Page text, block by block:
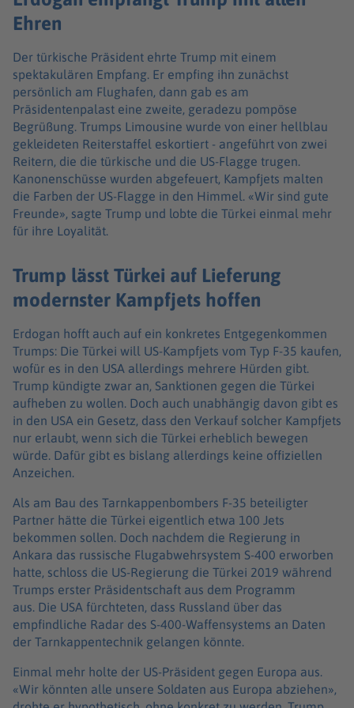
Ehren
Der türkische Präsident ehrte Trump mit einem
spektakulären Empfang. Er empfing ihn zunächst
persönlich am Flughafen, dann gab es am
Präsidentenpalast eine zweite, geradezu pompöse
Begrüßung. Trumps Limousine wurde von einer hellblau
gekleideten Reiterstaffel eskortiert - angeführt von zwei
Reitern, die die türkische und die US-Flagge trugen.
Kanonenschüsse wurden abgefeuert, Kampfjets malten
die Farben der US-Flagge in den Himmel. «Wir sind gute
Freunde», sagte Trump und lobte die Türkei einmal mehr
für ihre Loyalität.
Trump lässt Türkei auf Lieferung
modernster Kampfjets hoffen
Erdogan hofft auch auf ein konkretes Entgegenkommen
Trumps: Die Türkei will US-Kampfjets vom Typ F-35 kaufen,
wofür es in den USA allerdings mehrere Hürden gibt.
Trump kündigte zwar an, Sanktionen gegen die Türkei
aufheben zu wollen. Doch auch unabhängig davon gibt es
in den USA ein Gesetz, dass den Verkauf solcher Kampfjets
nur erlaubt, wenn sich die Türkei erheblich bewegen
würde. Dafür gibt es bislang allerdings keine offiziellen
Anzeichen.
Als am Bau des Tarnkappenbombers F-35 beteiligter
Partner hätte die Türkei eigentlich etwa 100 Jets
bekommen sollen. Doch nachdem die Regierung in
Ankara das russische Flugabwehrsystem S-400 erworben
hatte, schloss die US-Regierung die Türkei 2019 während
Trumps erster Präsidentschaft aus dem Programm
aus. Die USA fürchteten, dass Russland über das
empfindliche Radar des S-400-Waffensystems an Daten
der Tarnkappentechnik gelangen könnte.
Einmal mehr holte der US-Präsident gegen Europa aus.
«Wir könnten alle unsere Soldaten aus Europa abziehen»,